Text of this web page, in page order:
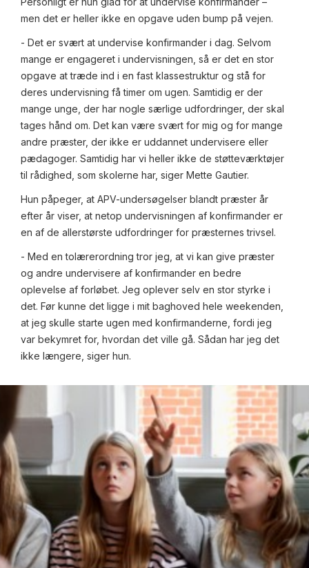
men det er heller ikke en opgave uden bump på vejen.
- Det er svært at undervise konfirmander i dag. Selvom
mange er engageret i undervisningen, så er det en stor
opgave at træde ind i en fast klassestruktur og stå for
deres undervisning få timer om ugen. Samtidig er der
mange unge, der har nogle særlige udfordringer, der skal
tages hånd om. Det kan være svært for mig og for mange
andre præster, der ikke er uddannet undervisere eller
pædagoger. Samtidig har vi heller ikke de støtteværktøjer
til rådighed, som skolerne har, siger Mette Gautier.
Hun påpeger, at APV-undersøgelser blandt præster år
efter år viser, at netop undervisningen af konfirmander er
en af de allerstørste udfordringer for præsternes trivsel.
- Med en tolærerordning tror jeg, at vi kan give præster
og andre undervisere af konfirmander en bedre
oplevelse af forløbet. Jeg oplever selv en stor styrke i
det. Før kunne det ligge i mit baghoved hele weekenden,
at jeg skulle starte ugen med konfirmanderne, fordi jeg
var bekymret for, hvordan det ville gå. Sådan har jeg det
ikke længere, siger hun.